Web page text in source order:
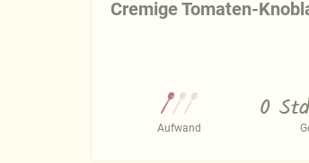
Cremige Tomaten-
Aufwand
0